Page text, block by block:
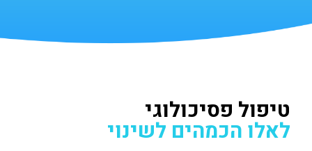
טיפול פסיכולוגי
לאלו הכמהים לשינוי